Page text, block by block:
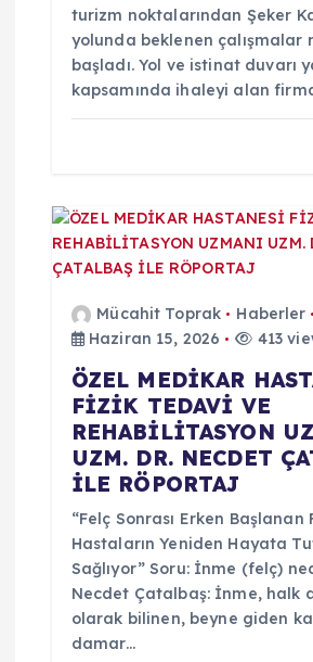
turizm noktalarından Şeker
yolunda beklenen çalışmalar
başladı. Yol ve istinat duvarı
kapsamında ihaleyi alan
Mücahit Toprak
Haberler
Haziran 15, 2026
413
ÖZEL MEDİKAR
FİZİK TEDAVİ VE
REHABİLİTASYON
UZM. DR. NECDET
İLE RÖPORTAJ
“Felç Sonrası Erken Başlanan
Hastaların Yeniden Hayata
Sağlıyor” Soru: İnme (felç)
Necdet Çatalbaş: İnme, halk
olarak bilinen, beyne giden kan
damar…